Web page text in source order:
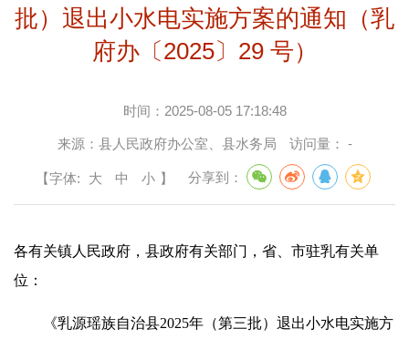
批）退出小水电实施方案的通知（乳
府办〔2025〕29 号）
时间： 2025-08-05 17:18:48
来源： 县人民政府办公室、县水务局 访问量： -
【字体: 大 中 小 】 分享到：
各有关镇人民政府，县政府有关部门，省、市驻乳有关单
位：
《乳源瑶族自治县2025年（第三批）退出小水电实施方